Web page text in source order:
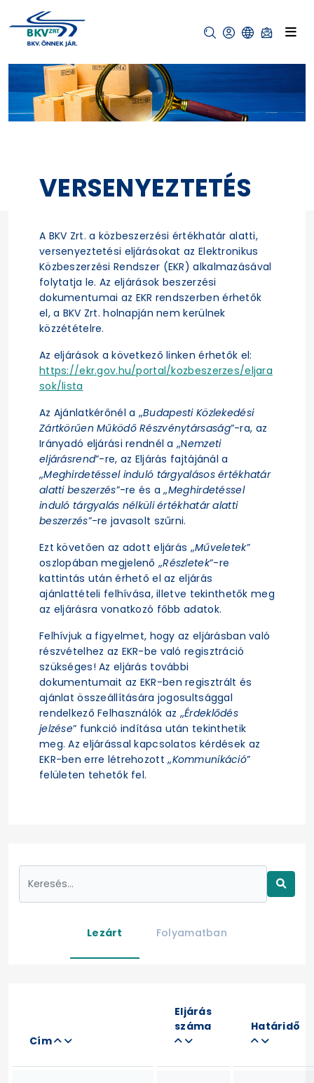
VERSENYEZTETÉS
A BKV Zrt. a közbeszerzési értékhatár alatti,
versenyeztetési eljárásokat az Elektronikus
Közbeszerzési Rendszer (EKR) alkalmazásával
folytatja le. Az eljárások beszerzési
dokumentumai az EKR rendszerben érhetők
el, a BKV Zrt. holnapján nem kerülnek
közzétételre.
Az eljárások a következő linken érhetők el:
https://ekr.gov.hu/portal/kozbeszerzes/eljara
sok/lista
Az Ajánlatkérőnél a „Budapesti Közlekedési
Zártkörűen Működő Részvénytársaság”-ra, az
Irányadó eljárási rendnél a „Nemzeti
eljárásrend”-re, az Eljárás fajtájánál a
„Meghirdetéssel induló tárgyalásos értékhatár
alatti beszerzés”-re és a „Meghirdetéssel
induló tárgyalás nélküli értékhatár alatti
beszerzés”-re javasolt szűrni.
Ezt követően az adott eljárás „Műveletek”
oszlopában megjelenő „Részletek”-re
kattintás után érhető el az eljárás
ajánlattételi felhívása, illetve tekinthetők meg
az eljárásra vonatkozó főbb adatok.
Felhívjuk a figyelmet, hogy az eljárásban való
részvételhez az EKR-be való regisztráció
szükséges! Az eljárás további
dokumentumait az EKR-ben regisztrált és
ajánlat összeállítására jogosultsággal
rendelkező Felhasználók az „Érdeklődés
jelzése” funkció indítása után tekinthetik
meg. Az eljárással kapcsolatos kérdések az
EKR-ben erre létrehozott „Kommunikáció”
felületen tehetők fel.
Lezárt Folyamatban
Cím
Eljárás
száma
Határidő